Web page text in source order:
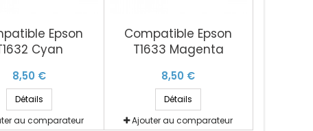
Epson
Cyan
8,50 €
Détails
au comparateur
Compatible Epson
T1633 Magenta
8,50 €
Détails
Ajouter au comparateur